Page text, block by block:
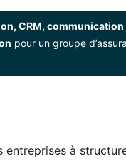
CRM, communication
pour un groupe
entreprises à